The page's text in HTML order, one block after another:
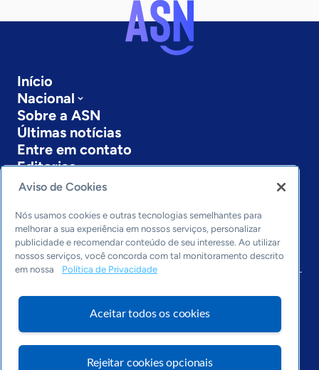
Início
Nacional
Sobre a ASN
Últimas notícias
Entre em contato
Editorias
Economia & Política
Inovação & Tecnologia
Cultura empreendedora
Dados
Arquivo
Aviso de Cookies
Nós usamos cookies e outras tecnologias semelhantes para
melhorar a sua experiência em nossos serviços, personalizar
publicidade e recomendar conteúdo de seu interesse. Ao utilizar
nossos serviços, você concorda com tal monitoramento descrito
em nossa
Política de Privacidade
Aceitar todos os cookies
Rejeitar cookies opcionais